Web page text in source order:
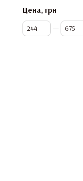
Цена, грн
От Цена, грн
До Цена, грн